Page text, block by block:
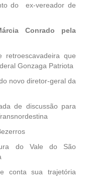
do ex-vereador de
Conrado pela
retroescavadeira que
Gonzaga Patriota
novo diretor-geral da
de discussão para
do Vale do São
conta sua trajetória